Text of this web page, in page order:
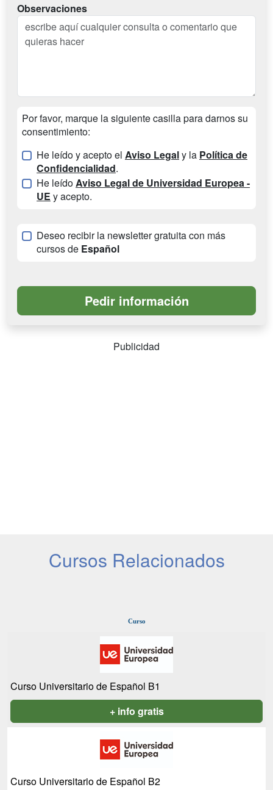
Observaciones
Por favor, marque la siguiente casilla para darnos su
consentimiento:
He leído y acepto el Aviso Legaly la Política de
Confidencialidad.
He leídoAviso Legal de Universidad Europea -
UE y acepto.
Deseo recibir la newsletter gratuita con más
cursos de Español
Publicidad
Cursos Relacionados
Curso
Curso Universitario de Español B1
+ info gratis
Curso Universitario de Español B2